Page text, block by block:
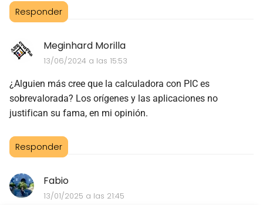
Responder
Meginhard Morilla
13/06/2024 a las 15:53
¿Alguien más cree que la calculadora con PIC es
sobrevalorada? Los orígenes y las aplicaciones no
justifican su fama, en mi opinión.
Responder
Fabio
13/01/2025 a las 21:45